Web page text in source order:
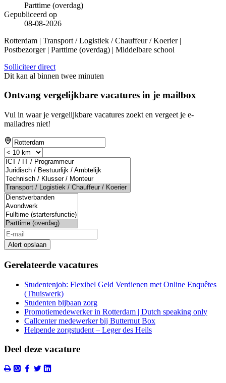
Parttime (overdag)
Gepubliceerd op
08-08-2026
Rotterdam | Transport / Logistiek / Chauffeur / Koerier |
Postbezorger | Parttime (overdag) | Middelbare school
Solliciteer direct
Dit kan al binnen twee minuten
Ontvang vergelijkbare vacatures in je mailbox
Vul in waar je vergelijkbare vacatures zoekt en vergeet je e-
mailadres niet!
Alert opslaan
Gerelateerde vacatures
Studentenjob: Flexibel Geld Verdienen met Online Enquêtes
(Thuiswerk)
Studenten bijbaan zorg
Promotiemedewerker in Rotterdam | Dutch speaking only
Callcenter medewerker bij Butternut Box
Helpende zorgstudent – Leger des Heils
Deel deze vacature